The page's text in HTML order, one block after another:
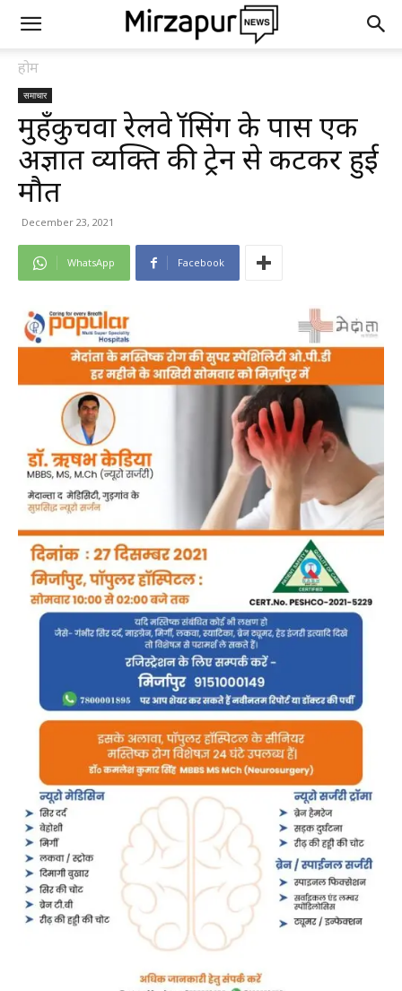
होम
समाचार
मुहँकुचवा रेलवे क्रॉसिंग के पास एक
अज्ञात व्यक्ति की ट्रेन से कटकर हुई
मौत
December 23, 2021
WhatsApp Facebook